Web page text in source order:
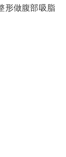
形做腹部吸脂